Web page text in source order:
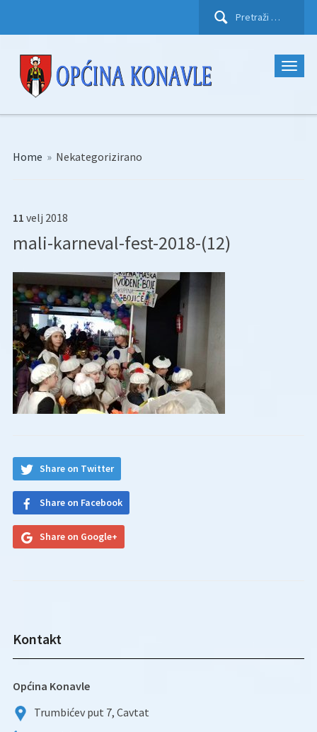
Pretraži:
Home » Nekategorizirano
11 velj 2018
mali-karneval-fest-2018-(12)
Share on Twitter
Share on Facebook
Share on Google+
Kontakt
Općina Konavle
Trumbićev put 7, Cavtat